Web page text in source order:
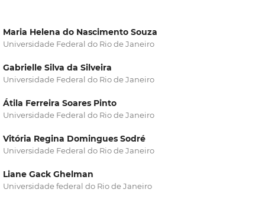
Maria Helena do Nascimento Souza
Universidade Federal do Rio de Janeiro
Gabrielle Silva da Silveira
Universidade Federal do Rio de Janeiro
Átila Ferreira Soares Pinto
Universidade Federal do Rio de Janeiro
Vitória Regina Domingues Sodré
Universidade Federal do Rio de Janeiro
Liane Gack Ghelman
Universidade federal do Rio de Janeiro